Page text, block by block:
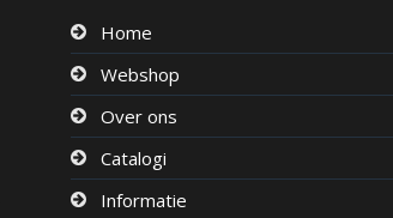
Home
Webshop
Over ons
Catalogi
Informatie